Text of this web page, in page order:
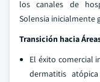
los canales de
Solensia inicialmente
Transición hacia
El éxito comercial
dermatitis